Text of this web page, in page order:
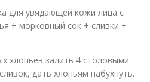
для увядающей кожи лица с
+ морковный сок + сливки +
хлопьев залить 4 столовыми
дать хлопьям набухнуть.